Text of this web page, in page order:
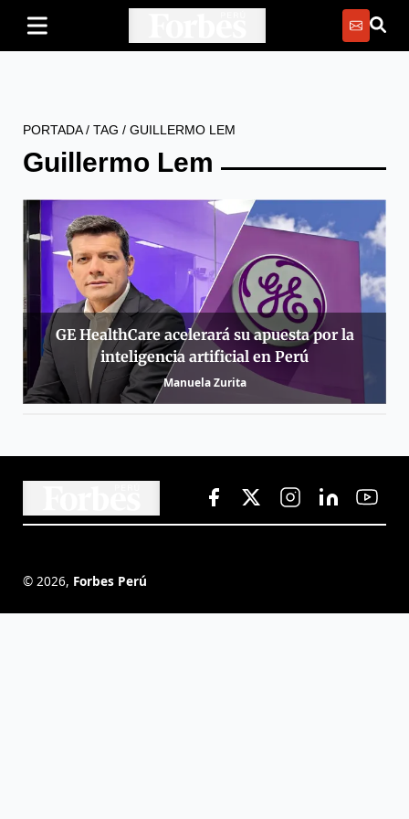
PORTADA/ TAG / GUILLERMO LEM
Guillermo Lem
GE HealthCare acelerará su apuesta por la
inteligencia artificial en Perú
Manuela Zurita
© 2026, Forbes Perú